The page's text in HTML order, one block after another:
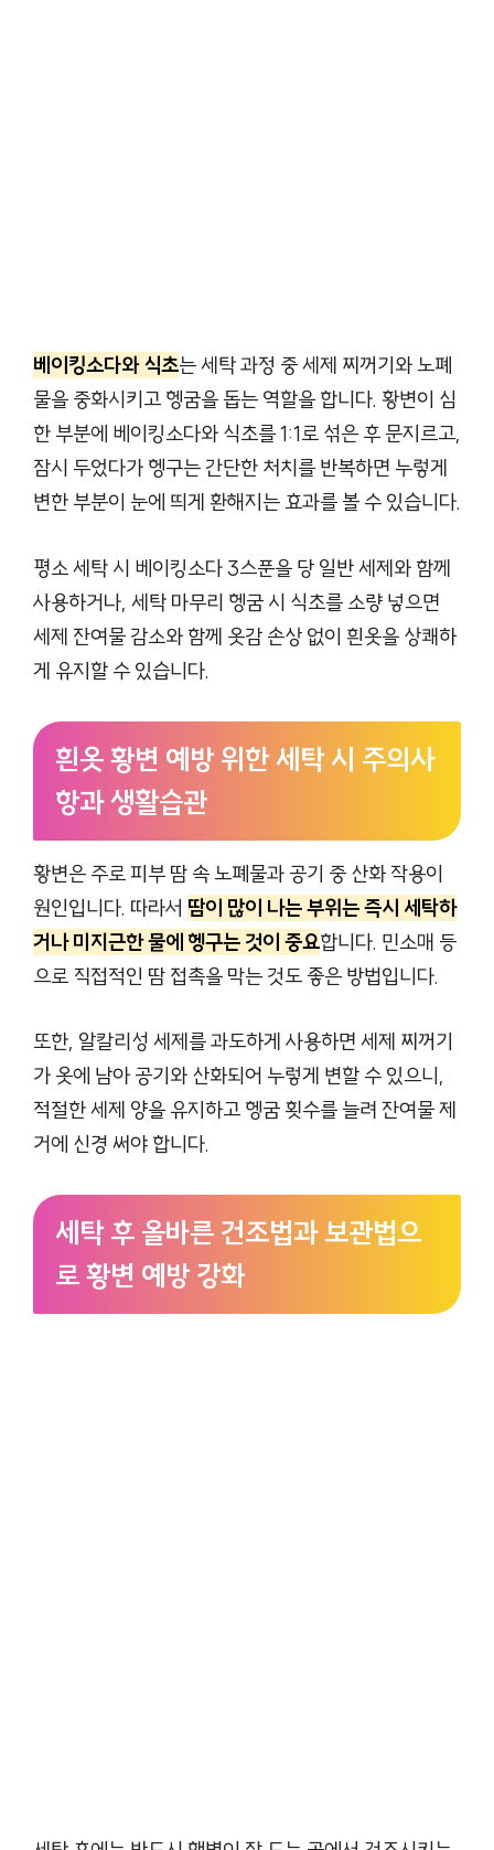
베이킹소다와 식초는 세탁 과정 중 세제 찌꺼기와 노폐
물을 중화시키고 헹굼을 돕는 역할을 합니다. 황변이 심
한 부분에 베이킹소다와 식초를 1:1로 섞은 후 문지르고,
잠시 두었다가 헹구는 간단한 처치를 반복하면 누렇게
변한 부분이 눈에 띄게 환해지는 효과를 볼 수 있습니다.
평소 세탁 시 베이킹소다 3스푼을 당 일반 세제와 함께
사용하거나, 세탁 마무리 헹굼 시 식초를 소량 넣으면
세제 잔여물 감소와 함께 옷감 손상 없이 흰옷을 상쾌하
게 유지할 수 있습니다.
흰옷 황변 예방 위한 세탁 시 주의사
항과 생활습관
황변은 주로 피부 땀 속 노폐물과 공기 중 산화 작용이
원인입니다. 따라서 땀이 많이 나는 부위는 즉시 세탁하
거나 미지근한 물에 헹구는 것이 중요합니다. 민소매 등
으로 직접적인 땀 접촉을 막는 것도 좋은 방법입니다.
또한, 알칼리성 세제를 과도하게 사용하면 세제 찌꺼기
가 옷에 남아 공기와 산화되어 누렇게 변할 수 있으니,
적절한 세제 양을 유지하고 헹굼 횟수를 늘려 잔여물 제
거에 신경 써야 합니다.
세탁 후 올바른 건조법과 보관법으
로 황변 예방 강화